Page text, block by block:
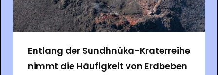
Entlang der Sundhnúka-Kraterreihe
nimmt die Häufigkeit von Erdbeben